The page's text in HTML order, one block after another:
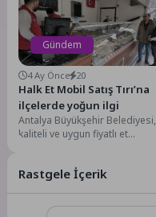
Gündem
4 Ay Önce 20
Halk Et Mobil Satış Tırı’na
ilçelerde yoğun ilgi
Antalya Büyükşehir Belediyesi,
kaliteli ve uygun fiyatlı et
ilçelerde...
Rastgele İçerik